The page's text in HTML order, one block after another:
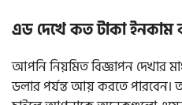
এড দেখে কত টাকা ইনকাম
আপনি নিয়মিত বিজ্ঞাপন দেখার
ডলার পর্যন্ত আয় করতে